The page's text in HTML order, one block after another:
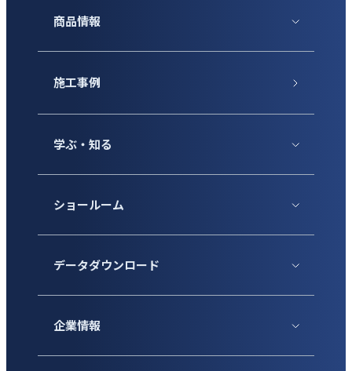
商品情報
施工事例
学ぶ・知る
ショールーム
データダウンロード
企業情報